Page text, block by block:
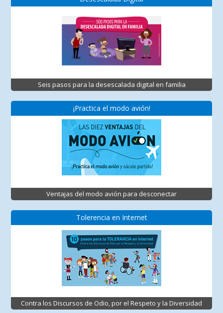
Seis pasos para la desescalada digital en familia
¡Practica el modo avión!
Ventajas del modo avión para desconectar
Tolerencia en Internet
Contra los Discursos de Odio, por el Respeto y la Diversidad